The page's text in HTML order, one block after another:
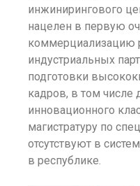
инжинирингового
нацелен в первую
коммерциализацию
индустриальных
подготовки
кадров, в том числе
инновационного
магистратуру по
отсутствуют в
в республике.